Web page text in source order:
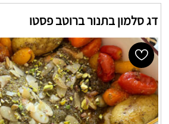
דג סלמון בתנור ברוטב פסטו